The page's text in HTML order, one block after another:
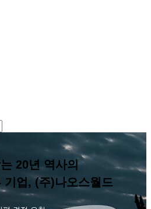
20년 역사의
기업, (주)나오스월드